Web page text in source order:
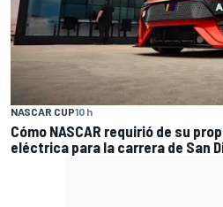
NASCAR CUP10 h
Cómo NASCAR requirió de su
eléctrica para la carrera de San